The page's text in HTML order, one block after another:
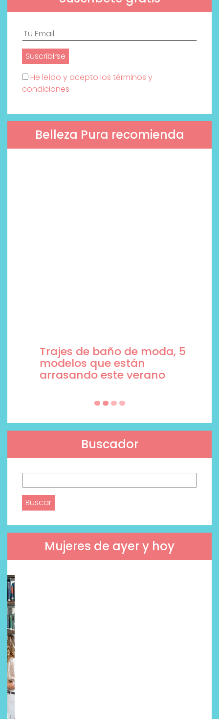
He leído y acepto los términos y
condiciones
Belleza Pura recomienda
Trajes de baño de moda, 5
modelos que están
arrasando este verano
Buscador
Mujeres de ayer y hoy